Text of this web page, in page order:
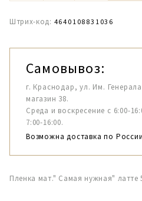
Штрих-код: 4640108831036
Самовывоз:
г. Краснодар, ул. Им.
магазин 38.
Среда и воскресение с 6:00-
7:00-16:00.
Возможна доставка по
Пленка мат." Самая нужная" латте